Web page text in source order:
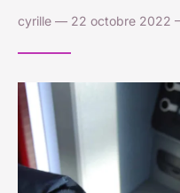
cyrille — 22 octobre 2022